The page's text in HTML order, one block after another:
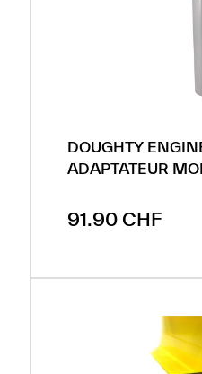
DOUGHTY
ADAPTATEUR
Prix régulier :
91.90 CHF